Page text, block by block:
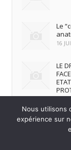
Le
16
LE
Nous utilisons
expérience sur